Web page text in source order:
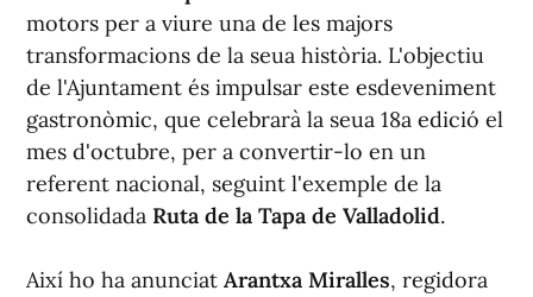
motors per a viure una de les majors
transformacions de la seua història. L'objectiu
de l'Ajuntament és impulsar este esdeveniment
gastronòmic, que celebrarà la seua 18a edició el
mes d'octubre, per a convertir-lo en un
referent nacional, seguint l'exemple de la
consolidada Ruta de la Tapa de Valladolid.
Així ho ha anunciat Arantxa Miralles, regidora